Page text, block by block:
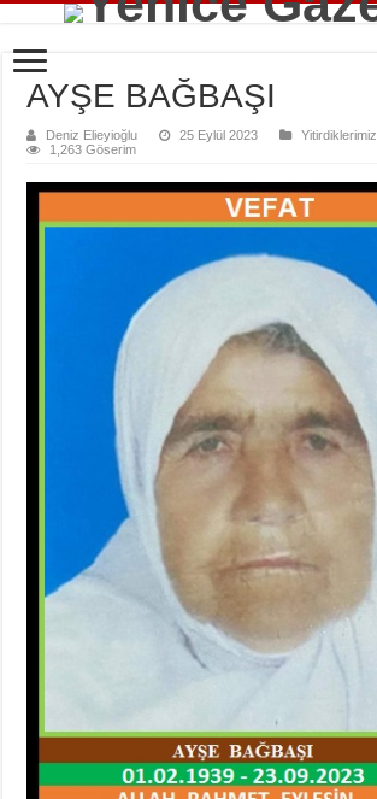
AYŞE BAĞBAŞI
Deniz Elieyioğlu 25 Eylül 2023
Yitirdiklerimiz
1,263 Göserim